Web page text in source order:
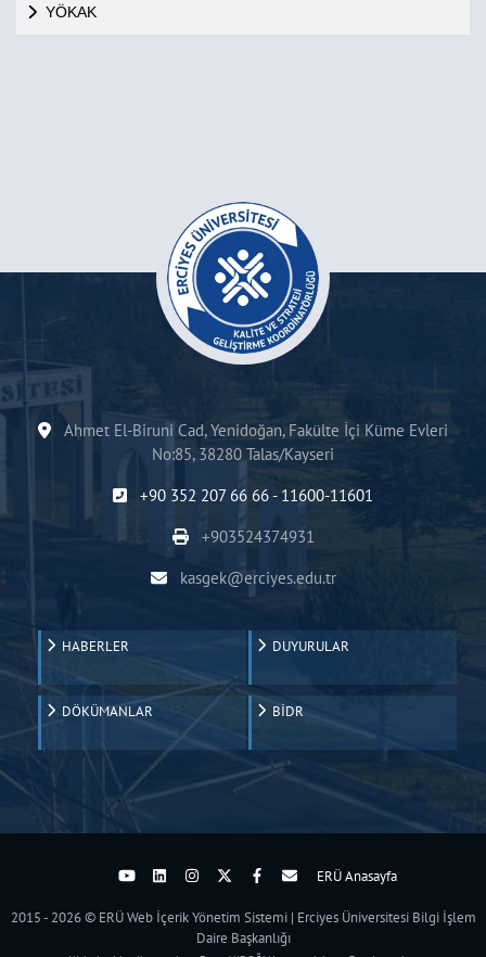
YÖKAK
Ahmet El-Biruni Cad, Yenidoğan, Fakülte İçi Küme Evleri
No:85, 38280 Talas/Kayseri
+90 352 207 66 66 - 11600-11601
+903524374931
kasgek@erciyes.edu.tr
HABERLER DUYURULAR
DÖKÜMANLAR BİDR
ERÜ Anasayfa
2015 - 2026 © ERÜ Web İçerik Yönetim Sistemi | Erciyes Üniversitesi Bilgi İşlem
Daire Başkanlığı